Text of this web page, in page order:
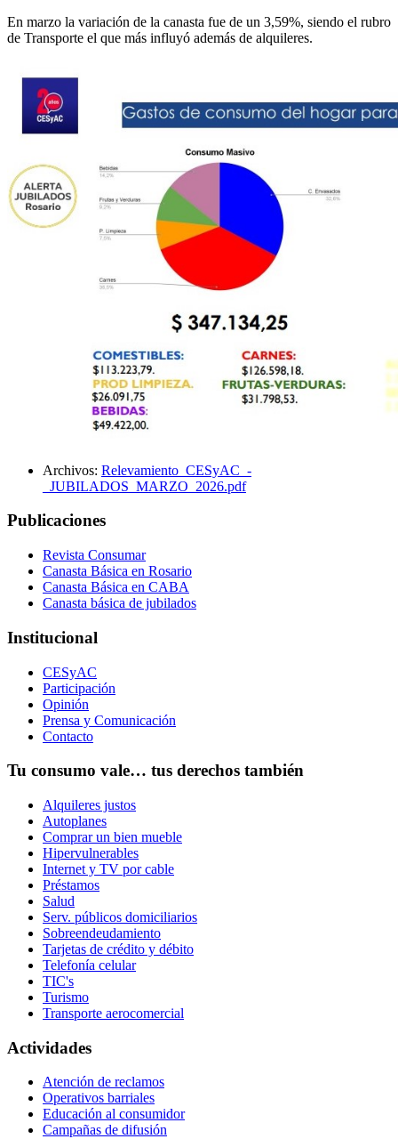
En marzo la variación de la canasta fue de un 3,59%, siendo el rubro
de Transporte el que más influyó además de alquileres.
Archivos: Relevamiento_CESyAC_-
_JUBILADOS_MARZO_2026.pdf
Publicaciones
Revista Consumar
Canasta Básica en Rosario
Canasta Básica en CABA
Canasta básica de jubilados
Institucional
CESyAC
Participación
Opinión
Prensa y Comunicación
Contacto
Tu consumo vale… tus derechos también
Alquileres justos
Autoplanes
Comprar un bien mueble
Hipervulnerables
Internet y TV por cable
Préstamos
Salud
Serv. públicos domiciliarios
Sobreendeudamiento
Tarjetas de crédito y débito
Telefonía celular
TIC's
Turismo
Transporte aerocomercial
Actividades
Atención de reclamos
Operativos barriales
Educación al consumidor
Campañas de difusión